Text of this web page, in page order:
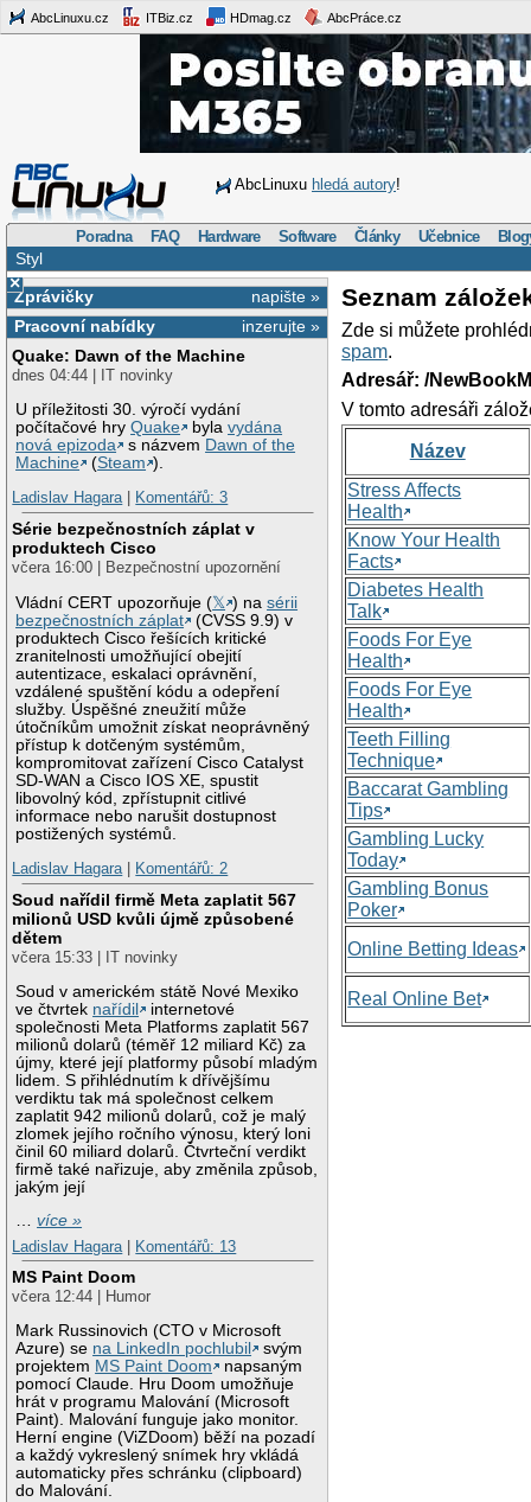
AbcLinuxu.cz ITBiz.cz HDmag.cz AbcPráce.cz
AbcLinuxu hledá autory!
Poradna FAQ Hardware Software Články Učebnice
Styl
×
napište »
Zprávičky
inzerujte »
Pracovní nabídky
Quake: Dawn of the Machine
dnes 04:44 | IT novinky
U příležitosti 30. výročí vydání
počítačové hryQuake bylavydána
nová epizoda
s názvem Dawn of the
Machine
(Steam ).
Ladislav Hagara| Komentářů: 3
Série bezpečnostních záplat v
produktech Cisco
včera 16:00 | Bezpečnostní upozornění
Vládní CERT upozorňuje (𝕏 ) nasérii
bezpečnostních záplat
(CVSS 9.9) v
produktech Cisco řešících kritické
zranitelnosti umožňující obejití
autentizace, eskalaci oprávnění,
vzdálené spuštění kódu a odepření
služby. Úspěšné zneužití může
útočníkům umožnit získat neoprávněný
přístup k dotčeným systémům,
kompromitovat zařízení Cisco Catalyst
SD-WAN a Cisco IOS XE, spustit
libovolný kód, zpřístupnit citlivé
informace nebo narušit dostupnost
postižených systémů.
Ladislav Hagara| Komentářů: 2
Soud nařídil firmě Meta zaplatit 567
milionů USD kvůli újmě způsobené
dětem
včera 15:33 | IT novinky
Soud v americkém státě Nové Mexiko
ve čtvrtek nařídil
internetové
společnosti Meta Platforms zaplatit 567
milionů dolarů (téměř 12 miliard Kč) za
újmy, které její platformy působí mladým
lidem. S přihlédnutím k dřívějšímu
verdiktu tak má společnost celkem
zaplatit 942 milionů dolarů, což je malý
zlomek jejího ročního výnosu, který loni
činil 60 miliard dolarů. Čtvrteční verdikt
firmě také nařizuje, aby změnila způsob,
jakým její
…více »
Ladislav Hagara
Komentářů: 13
MS Paint Doom
včera 12:44 | Humor
Mark Russinovich (CTO v Microsoft
Azure) se na LinkedIn pochlubil
svým
projektem MS Paint Doom
napsaným
pomocí Claude. Hru Doom umožňuje
hrát v programu Malování (Microsoft
Paint). Malování funguje jako monitor.
Herní engine (ViZDoom) běží na pozadí
a každý vykreslený snímek hry vkládá
automaticky přes schránku (clipboard)
do Malování.
Seznam
Zde si můžete
spam.
Adresář: /
V tomto adresáři
Název
Stress Affects
Health
Know Your Health
Facts
Diabetes Health
Talk
Foods For Eye
Health
Foods For Eye
Health
Teeth Filling
Technique
Baccarat Gambling
Tips
Gambling Lucky
Today
Gambling Bonus
Poker
Online Betting Ideas
Real Online Bet